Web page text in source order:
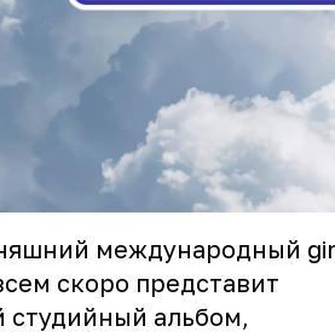
международный
скоро представит
альбом,